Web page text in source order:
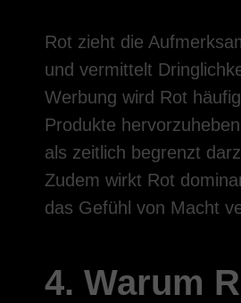
Rot zieht die
und vermittelt
Werbung wird Rot
Produkte
als zeitlich begrenzt
Zudem wirkt Rot
das Gefühl von Macht
4. Warum